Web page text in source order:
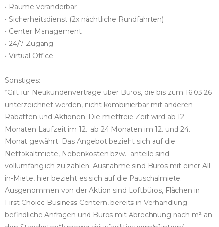
• Räume veränderbar
• Sicherheitsdienst (2x nächtliche Rundfahrten)
• Center Management
• 24/7 Zugang
• Virtual Office
Sonstiges:
*Gilt für Neukundenverträge über Büros, die bis zum 16.03.26
unterzeichnet werden, nicht kombinierbar mit anderen
Rabatten und Aktionen. Die mietfreie Zeit wird ab 12
Monaten Laufzeit im 12., ab 24 Monaten im 12. und 24.
Monat gewährt. Das Angebot bezieht sich auf die
Nettokaltmiete, Nebenkosten bzw. -anteile sind
vollumfänglich zu zahlen. Ausnahme sind Büros mit einer All-
in-Miete, hier bezieht es sich auf die Pauschalmiete.
Ausgenommen von der Aktion sind Loftbüros, Flächen in
First Choice Business Centern, bereits in Verhandlung
befindliche Anfragen und Büros mit Abrechnung nach m² an